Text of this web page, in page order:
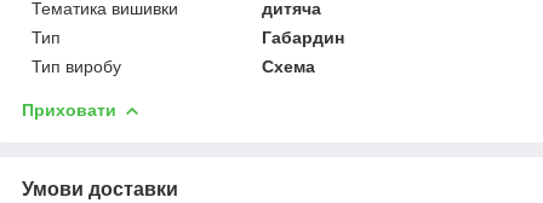
Тематика вишивки
дитяча
Тип
Габардин
Тип виробу
Схема
Приховати
Умови доставки